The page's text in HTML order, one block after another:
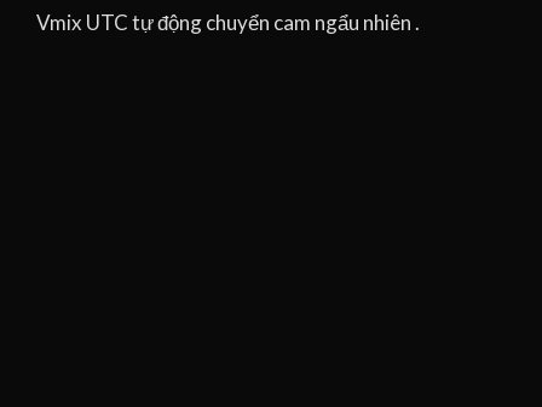
Vmix UTC tự động chuyển cam ngẩu nhiên .